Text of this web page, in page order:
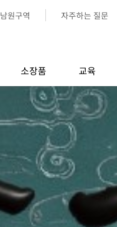
남원구역 자주하는 질문
소장품 교육